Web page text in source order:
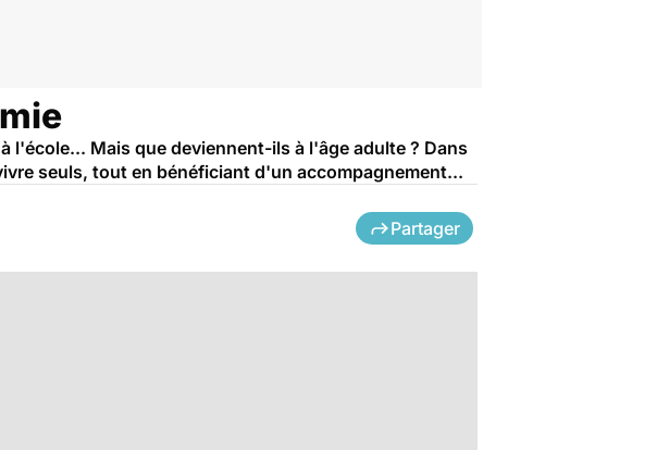
Mais que deviennent-ils à l'âge adulte ? Dans
seuls, tout en bénéficiant d'un accompagnement...
Partager